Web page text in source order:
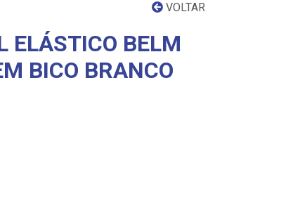
VOLTAR
ELÁSTICO BELM
BICO BRANCO